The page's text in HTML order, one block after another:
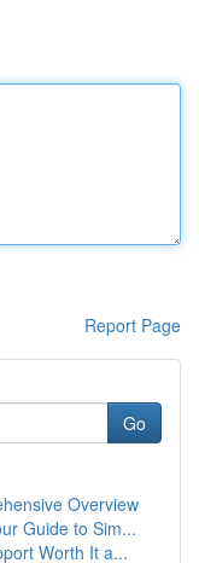
Report Page
Go
Overview
Guide to Sim...
Worth It a...